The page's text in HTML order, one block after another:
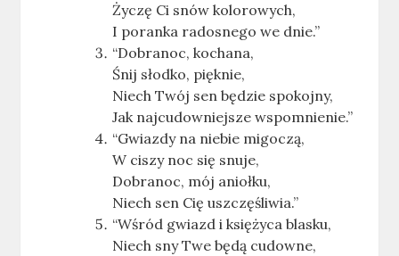
Życzę Ci snów kolorowych,
I poranka radosnego we dnie.”
“Dobranoc, kochana,
Śnij słodko, pięknie,
Niech Twój sen będzie spokojny,
Jak najcudowniejsze wspomnienie.”
“Gwiazdy na niebie migoczą,
W ciszy noc się snuje,
Dobranoc, mój aniołku,
Niech sen Cię uszczęśliwia.”
“Wśród gwiazd i księżyca blasku,
Niech sny Twe będą cudowne,